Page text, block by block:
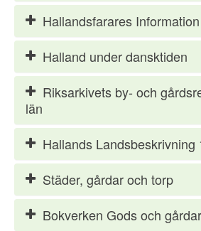
Hallandsfarares Information
Halland under dansktiden
Riksarkivets by- och
län
Hallands Landsbeskrivning
Städer, gårdar och torp
Bokverken Gods och gårdar